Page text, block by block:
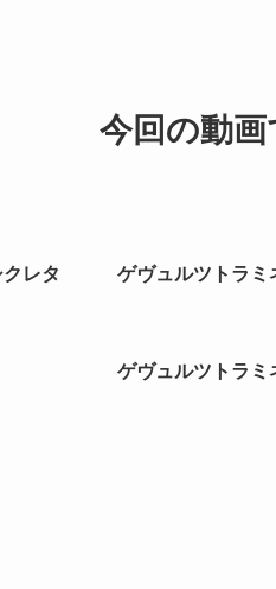
今回の動
クレタ ゲヴュルツトラ
ク ゲヴュルツトラミ